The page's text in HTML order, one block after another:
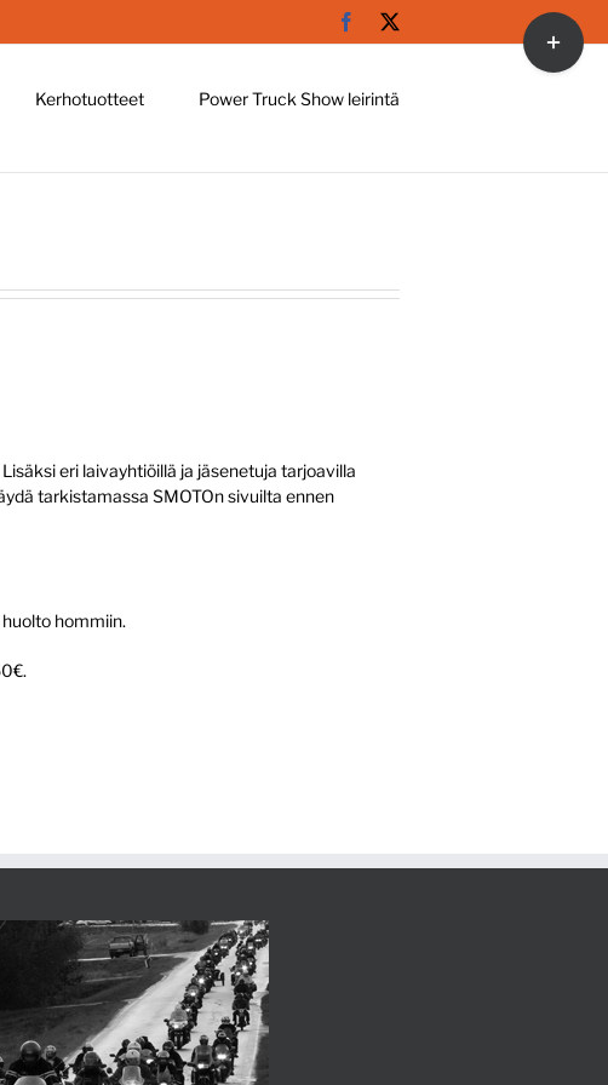
Facebook
Kerhotuotteet Power Truck Show leirintä
eri laivayhtiöillä ja jäsenetuja tarjoavilla
tarkistamassa SMOTOn sivuilta ennen
hommiin.
Toggle
Sliding
Bar